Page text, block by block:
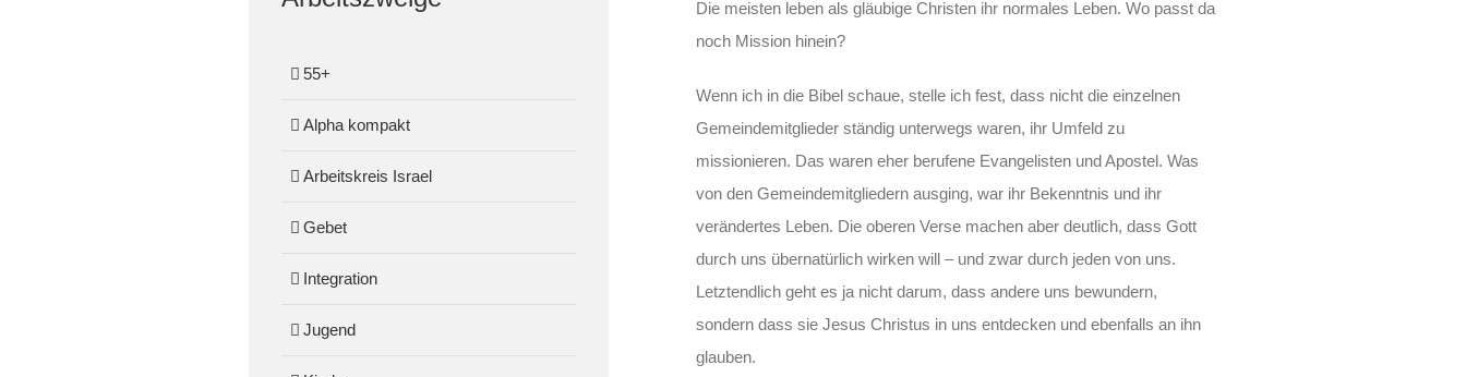
Die meisten leben als gläubige Christen ihr normales Leben. Wo passt da
noch Mission hinein?
Wenn ich in die Bibel schaue, stelle ich fest, dass nicht die einzelnen
Gemeindemitglieder ständig unterwegs waren, ihr Umfeld zu
missionieren. Das waren eher berufene Evangelisten und Apostel. Was
von den Gemeindemitgliedern ausging, war ihr Bekenntnis und ihr
verändertes Leben. Die oberen Verse machen aber deutlich, dass Gott
durch uns übernatürlich wirken will – und zwar durch jeden von uns.
Letztendlich geht es ja nicht darum, dass andere uns bewundern,
sondern dass sie Jesus Christus in uns entdecken und ebenfalls an ihn
glauben.
55+
Alpha kompakt
Arbeitskreis Israel
Gebet
Integration
Jugend